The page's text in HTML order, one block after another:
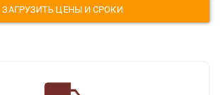
ЗАГРУЗИТЬ ЦЕНЫ И СРОКИ